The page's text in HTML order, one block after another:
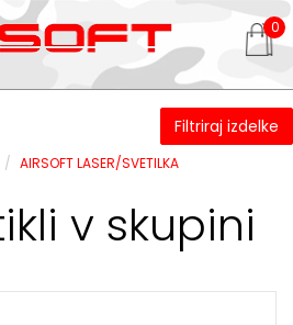
0
Filtriraj izdelke
AIRSOFT LASER/SVETILKA
v skupini